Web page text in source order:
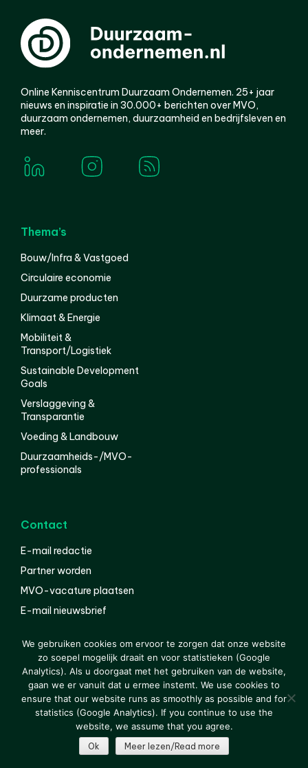
Online Kenniscentrum Duurzaam Ondernemen. 25+ jaar
nieuws en inspiratie in 30.000+ berichten over MVO,
duurzaam ondernemen, duurzaamheid en bedrijfsleven en
meer.
Thema’s
Bouw/Infra & Vastgoed
Circulaire economie
Duurzame producten
Klimaat & Energie
Mobiliteit &
Transport/Logistiek
Sustainable Development
Goals
Verslaggeving &
Transparantie
Voeding & Landbouw
Duurzaamheids-/MVO-
professionals
Contact
E-mail redactie
Partner worden
MVO-vacature plaatsen
E-mail nieuwsbrief
© 2000-2026 Van der Molen EIS Colofon
Disclaimer
Privacy
We gebruiken cookies om ervoor te zorgen dat onze website
zo soepel mogelijk draait en voor statistieken (Google
Analytics). Als u doorgaat met het gebruiken van de website,
gaan we er vanuit dat u ermee instemt. We use cookies to
ensure that our website runs as smoothly as possible and for
statistics (Google Analytics). If you continue to use the
website, we assume that you agree.
Ok Meer lezen/Read more